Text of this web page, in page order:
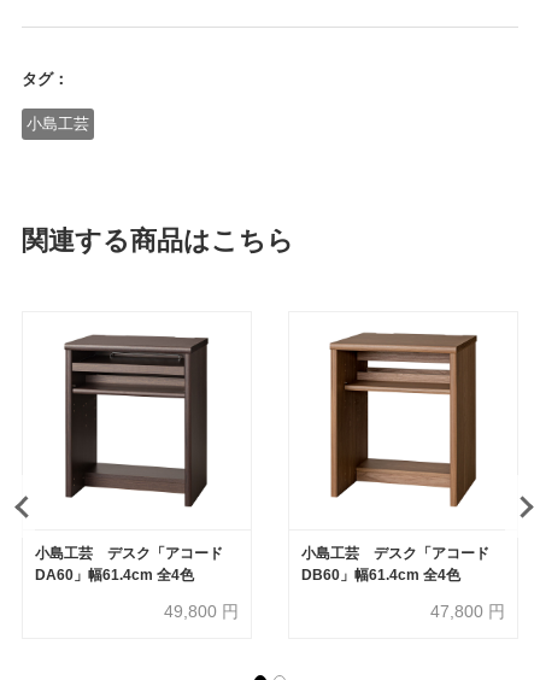
タグ：
小島工芸
関連する商品はこちら
小島工芸 デスク「アコード
DA60」幅61.4cm 全4色
49,800 円
小島工芸 デスク「アコード
DB60」幅61.4cm 全4色
47,800 円